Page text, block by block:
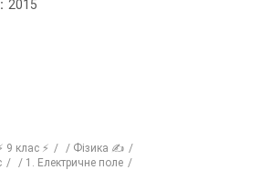
2015
9 клас ⚡
Фізика ✍
1. Електричне поле